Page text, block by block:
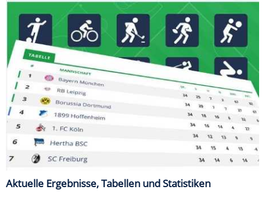
Aktuelle Ergebnisse, Tabellen und Statistiken